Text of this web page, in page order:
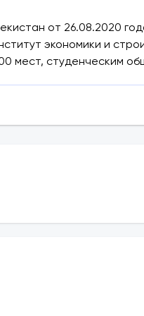
от 26.08.2020
экономики и
мест, студенческим
наук, кафедры